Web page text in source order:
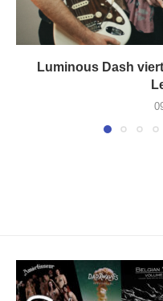
Luminous Dash